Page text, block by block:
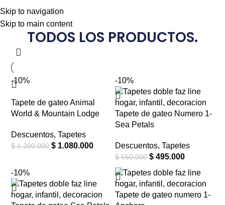
Skip to navigation
Skip to main content
“Tu bebé merece un espacio
TODOS LOS PRODUCTOS.
-10%
Tapete de gateo Animal
World & Mountain Lodge
Descuentos, Tapetes
$1.200.000 $ 1.080.000
-10%
Tapete de gateo Numero 1-
Sea Petals
Descuentos, Tapetes
$550.000 $ 495.000
-10%
Tapete de gateo numero 1-